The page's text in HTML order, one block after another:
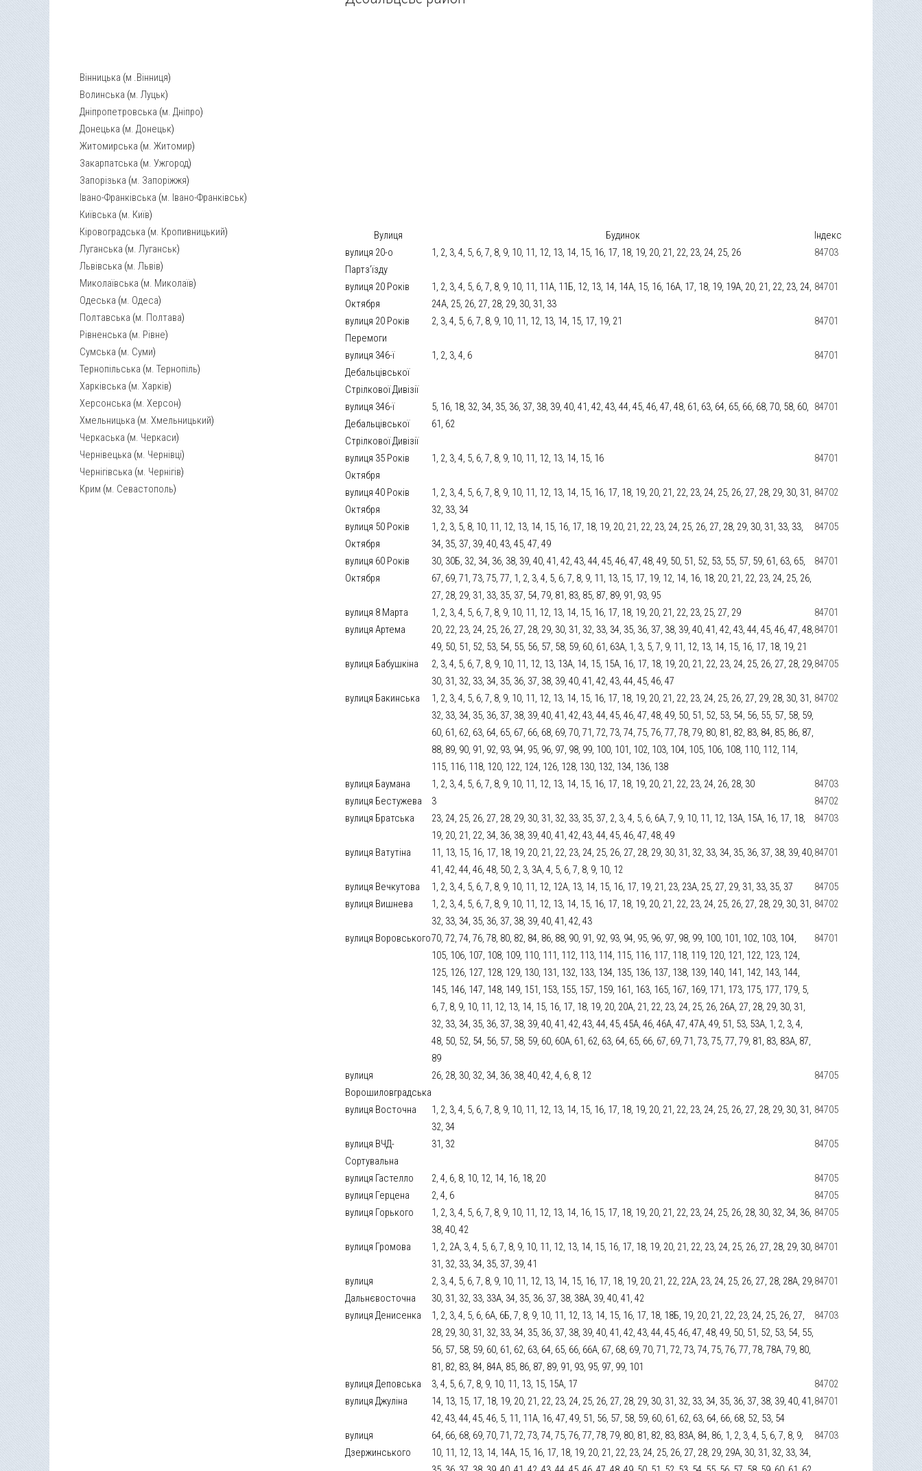
Вінницька (м .Вінниця)
Волинська (м. Луцьк)
Дніпропетровська (м. Дніпро)
Донецька (м. Донецьк)
Житомирська (м. Житомир)
Закарпатська (м. Ужгород)
Запорізька (м. Запоріжжя)
Івано-Франківська (м. Івано-Франківськ)
Київська (м. Київ)
Кіровоградська (м. Кропивницький)
Луганська (м. Луганськ)
Львівська (м. Львів)
Миколаївська (м. Миколаїв)
Одеська (м. Одеса)
Полтавська (м. Полтава)
Рівненська (м. Рівне)
Сумська (м. Суми)
Тернопільська (м. Тернопіль)
Харківська (м. Харків)
Херсонська (м. Херсон)
Хмельницька (м. Хмельницький)
Черкаська (м. Черкаси)
Чернівецька (м. Чернівці)
Чернігівська (м. Чернігів)
Крим (м. Севастополь)
Вулиця Будинок
Індекс
вулиця 20-о
Партз’їзду
1, 2, 3, 4, 5, 6, 7, 8, 9, 10, 11, 12, 13, 14, 15, 16, 17, 18, 19, 20, 21, 22, 23, 24, 25, 26 84703
вулиця 20 Років
Октября
1, 2, 3, 4, 5, 6, 7, 8, 9, 10, 11, 11А, 11Б, 12, 13, 14, 14А, 15, 16, 16А, 17, 18, 19, 19А, 20, 21, 22, 23, 24,
24А, 25, 26, 27, 28, 29, 30, 31, 33
84701
вулиця 20 Років
Перемоги
2, 3, 4, 5, 6, 7, 8, 9, 10, 11, 12, 13, 14, 15, 17, 19, 21 84701
вулиця 346-ї
Дебальцівської
Стрілкової Дивізії
1, 2, 3, 4, 6 84701
вулиця 346-ї
Дебальцівської
Стрілкової Дивізії
5, 16, 18, 32, 34, 35, 36, 37, 38, 39, 40, 41, 42, 43, 44, 45, 46, 47, 48, 61, 63, 64, 65, 66, 68, 70, 58, 60,
61, 62
84701
вулиця 35 Років
Октября
1, 2, 3, 4, 5, 6, 7, 8, 9, 10, 11, 12, 13, 14, 15, 16 84701
вулиця 40 Років
Октября
1, 2, 3, 4, 5, 6, 7, 8, 9, 10, 11, 12, 13, 14, 15, 16, 17, 18, 19, 20, 21, 22, 23, 24, 25, 26, 27, 28, 29, 30, 31,
32, 33, 34
84702
вулиця 50 Років
Октября
1, 2, 3, 5, 8, 10, 11, 12, 13, 14, 15, 16, 17, 18, 19, 20, 21, 22, 23, 24, 25, 26, 27, 28, 29, 30, 31, 33, 33,
34, 35, 37, 39, 40, 43, 45, 47, 49
84705
вулиця 60 Років
Октября
30, 30Б, 32, 34, 36, 38, 39, 40, 41, 42, 43, 44, 45, 46, 47, 48, 49, 50, 51, 52, 53, 55, 57, 59, 61, 63, 65,
67, 69, 71, 73, 75, 77, 1, 2, 3, 4, 5, 6, 7, 8, 9, 11, 13, 15, 17, 19, 12, 14, 16, 18, 20, 21, 22, 23, 24, 25, 26,
27, 28, 29, 31, 33, 35, 37, 54, 79, 81, 83, 85, 87, 89, 91, 93, 95
84701
вулиця 8 Марта 1, 2, 3, 4, 5, 6, 7, 8, 9, 10, 11, 12, 13, 14, 15, 16, 17, 18, 19, 20, 21, 22, 23, 25, 27, 29
84701
вулиця Артема
20, 22, 23, 24, 25, 26, 27, 28, 29, 30, 31, 32, 33, 34, 35, 36, 37, 38, 39, 40, 41, 42, 43, 44, 45, 46, 47, 48,
49, 50, 51, 52, 53, 54, 55, 56, 57, 58, 59, 60, 61, 63А, 1, 3, 5, 7, 9, 11, 12, 13, 14, 15, 16, 17, 18, 19, 21
84701
вулиця Бабушкіна
2, 3, 4, 5, 6, 7, 8, 9, 10, 11, 12, 13, 13А, 14, 15, 15А, 16, 17, 18, 19, 20, 21, 22, 23, 24, 25, 26, 27, 28, 29,
30, 31, 32, 33, 34, 35, 36, 37, 38, 39, 40, 41, 42, 43, 44, 45, 46, 47
84705
вулиця Бакинська
1, 2, 3, 4, 5, 6, 7, 8, 9, 10, 11, 12, 13, 14, 15, 16, 17, 18, 19, 20, 21, 22, 23, 24, 25, 26, 27, 29, 28, 30, 31,
32, 33, 34, 35, 36, 37, 38, 39, 40, 41, 42, 43, 44, 45, 46, 47, 48, 49, 50, 51, 52, 53, 54, 56, 55, 57, 58, 59,
60, 61, 62, 63, 64, 65, 67, 66, 68, 69, 70, 71, 72, 73, 74, 75, 76, 77, 78, 79, 80, 81, 82, 83, 84, 85, 86, 87,
88, 89, 90, 91, 92, 93, 94, 95, 96, 97, 98, 99, 100, 101, 102, 103, 104, 105, 106, 108, 110, 112, 114,
115, 116, 118, 120, 122, 124, 126, 128, 130, 132, 134, 136, 138
84702
вулиця Баумана 1, 2, 3, 4, 5, 6, 7, 8, 9, 10, 11, 12, 13, 14, 15, 16, 17, 18, 19, 20, 21, 22, 23, 24, 26, 28, 30
84703
вулиця Бестужева
3
84702
вулиця Братська
23, 24, 25, 26, 27, 28, 29, 30, 31, 32, 33, 35, 37, 2, 3, 4, 5, 6, 6А, 7, 9, 10, 11, 12, 13А, 15А, 16, 17, 18,
19, 20, 21, 22, 34, 36, 38, 39, 40, 41, 42, 43, 44, 45, 46, 47, 48, 49
84703
вулиця Ватутіна
11, 13, 15, 16, 17, 18, 19, 20, 21, 22, 23, 24, 25, 26, 27, 28, 29, 30, 31, 32, 33, 34, 35, 36, 37, 38, 39, 40,
41, 42, 44, 46, 48, 50, 2, 3, 3А, 4, 5, 6, 7, 8, 9, 10, 12
84701
вулиця Вечкутова 1, 2, 3, 4, 5, 6, 7, 8, 9, 10, 11, 12, 12А, 13, 14, 15, 16, 17, 19, 21, 23, 23А, 25, 27, 29, 31, 33, 35, 37
84705
вулиця Вишнева
1, 2, 3, 4, 5, 6, 7, 8, 9, 10, 11, 12, 13, 14, 15, 16, 17, 18, 19, 20, 21, 22, 23, 24, 25, 26, 27, 28, 29, 30, 31,
32, 33, 34, 35, 36, 37, 38, 39, 40, 41, 42, 43
84702
вулиця Воровського70, 72, 74, 76, 78, 80, 82, 84, 86, 88, 90, 91, 92, 93, 94, 95, 96, 97, 98, 99, 100, 101, 102, 103, 104,
105, 106, 107, 108, 109, 110, 111, 112, 113, 114, 115, 116, 117, 118, 119, 120, 121, 122, 123, 124,
125, 126, 127, 128, 129, 130, 131, 132, 133, 134, 135, 136, 137, 138, 139, 140, 141, 142, 143, 144,
145, 146, 147, 148, 149, 151, 153, 155, 157, 159, 161, 163, 165, 167, 169, 171, 173, 175, 177, 179, 5,
6, 7, 8, 9, 10, 11, 12, 13, 14, 15, 16, 17, 18, 19, 20, 20А, 21, 22, 23, 24, 25, 26, 26А, 27, 28, 29, 30, 31,
32, 33, 34, 35, 36, 37, 38, 39, 40, 41, 42, 43, 44, 45, 45А, 46, 46А, 47, 47А, 49, 51, 53, 53А, 1, 2, 3, 4,
48, 50, 52, 54, 56, 57, 58, 59, 60, 60А, 61, 62, 63, 64, 65, 66, 67, 69, 71, 73, 75, 77, 79, 81, 83, 83А, 87,
89
84701
вулиця
Ворошиловградська
26, 28, 30, 32, 34, 36, 38, 40, 42, 4, 6, 8, 12 84705
вулиця Восточна
1, 2, 3, 4, 5, 6, 7, 8, 9, 10, 11, 12, 13, 14, 15, 16, 17, 18, 19, 20, 21, 22, 23, 24, 25, 26, 27, 28, 29, 30, 31,
32, 34
84705
вулиця ВЧД-
Сортувальна
31, 32 84705
вулиця Гастелло 2, 4, 6, 8, 10, 12, 14, 16, 18, 20
84705
вулиця Герцена
2, 4, 6
84705
вулиця Горького
1, 2, 3, 4, 5, 6, 7, 8, 9, 10, 11, 12, 13, 14, 16, 15, 17, 18, 19, 20, 21, 22, 23, 24, 25, 26, 28, 30, 32, 34, 36,
38, 40, 42
84705
вулиця Громова
1, 2, 2А, 3, 4, 5, 6, 7, 8, 9, 10, 11, 12, 13, 14, 15, 16, 17, 18, 19, 20, 21, 22, 23, 24, 25, 26, 27, 28, 29, 30,
31, 32, 33, 34, 35, 37, 39, 41
84701
вулиця
Дальнєвосточна
2, 3, 4, 5, 6, 7, 8, 9, 10, 11, 12, 13, 14, 15, 16, 17, 18, 19, 20, 21, 22, 22А, 23, 24, 25, 26, 27, 28, 28А, 29,
30, 31, 32, 33, 33А, 34, 35, 36, 37, 38, 38А, 39, 40, 41, 42
84701
вулиця Денисенка
1, 2, 3, 4, 5, 6, 6А, 6Б, 7, 8, 9, 10, 11, 12, 13, 14, 15, 16, 17, 18, 18Б, 19, 20, 21, 22, 23, 24, 25, 26, 27,
28, 29, 30, 31, 32, 33, 34, 35, 36, 37, 38, 39, 40, 41, 42, 43, 44, 45, 46, 47, 48, 49, 50, 51, 52, 53, 54, 55,
56, 57, 58, 59, 60, 61, 62, 63, 64, 65, 66, 66А, 67, 68, 69, 70, 71, 72, 73, 74, 75, 76, 77, 78, 78А, 79, 80,
81, 82, 83, 84, 84А, 85, 86, 87, 89, 91, 93, 95, 97, 99, 101
84703
вулиця Деповська 3, 4, 5, 6, 7, 8, 9, 10, 11, 13, 15, 15А, 17
84702
вулиця Джуліна
14, 13, 15, 17, 18, 19, 20, 21, 22, 23, 24, 25, 26, 27, 28, 29, 30, 31, 32, 33, 34, 35, 36, 37, 38, 39, 40, 41,
42, 43, 44, 45, 46, 5, 11, 11А, 16, 47, 49, 51, 56, 57, 58, 59, 60, 61, 62, 63, 64, 66, 68, 52, 53, 54
84701
вулиця
Дзержинського
64, 66, 68, 69, 70, 71, 72, 73, 74, 75, 76, 77, 78, 79, 80, 81, 82, 83, 83А, 84, 86, 1, 2, 3, 4, 5, 6, 7, 8, 9,
10, 11, 12, 13, 14, 14А, 15, 16, 17, 18, 19, 20, 21, 22, 23, 24, 25, 26, 27, 28, 29, 29А, 30, 31, 32, 33, 34,
84703